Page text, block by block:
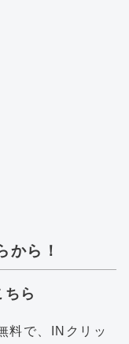
から！
ら
料で、INクリッ